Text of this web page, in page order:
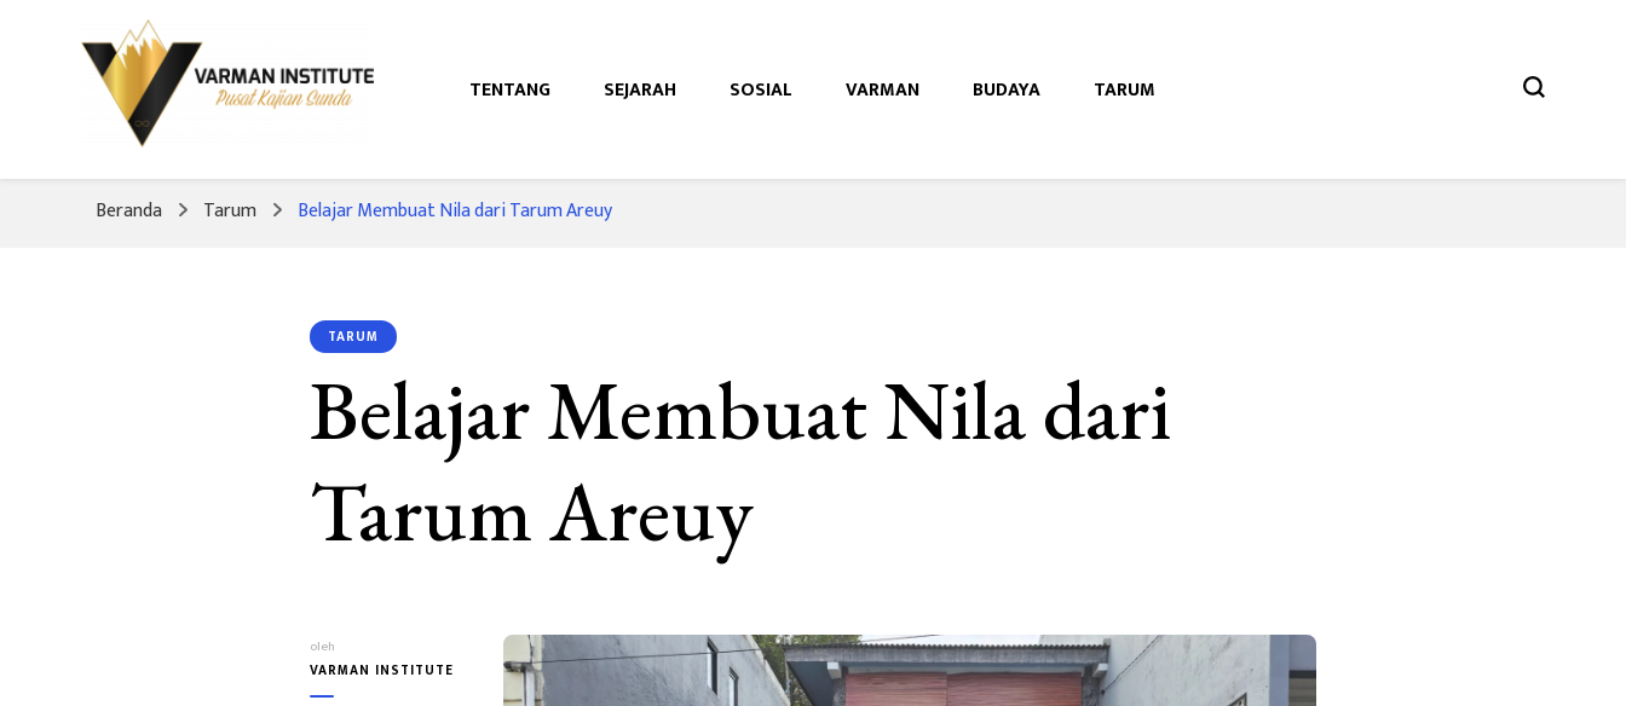
Varman Institute
Pusat Kajian Sunda
TENTANG SEJARAH SOSIAL VARMAN BUDAYA TARUM
Beranda Tarum Belajar Membuat Nila dari Tarum Areuy
TARUM
Belajar Membuat Nila dari
Tarum Areuy
oleh
VARMAN INSTITUTE